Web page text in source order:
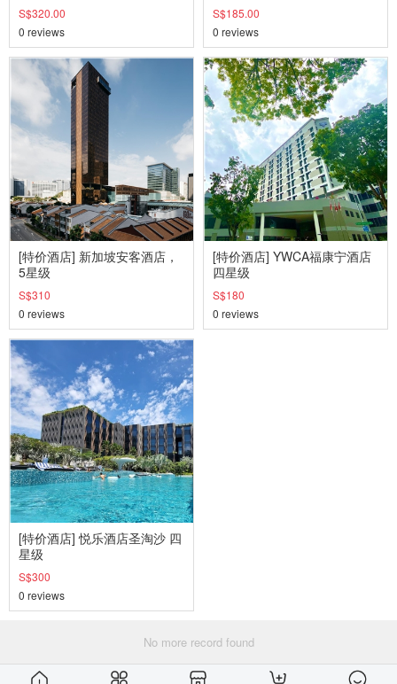
S$320.00
0 reviews
S$185.00
0 reviews
[特价酒店] 新加坡安客酒店，
5星级
S$310
0 reviews
[特价酒店] YWCA福康宁酒店
四星级
S$180
0 reviews
[特价酒店] 悦乐酒店圣淘沙 四
星级
S$300
0 reviews
No more record found